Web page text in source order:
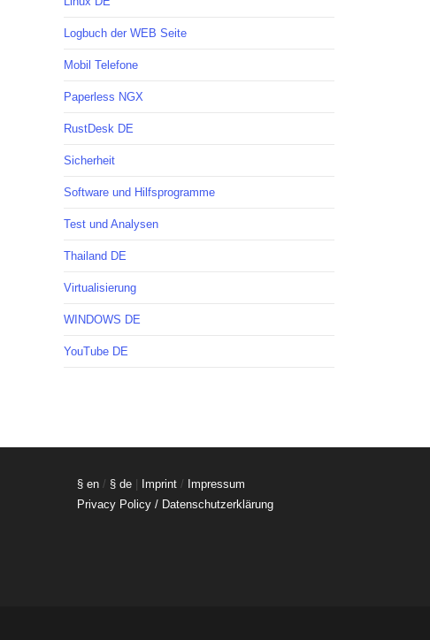
Logbuch der WEB Seite
Mobil Telefone
Paperless NGX
RustDesk DE
Sicherheit
Software und Hilfsprogramme
Test und Analysen
Thailand DE
Virtualisierung
WINDOWS DE
YouTube DE
§ en / § de Imprint / Impressum
Privacy Policy / Datenschutzerklärung